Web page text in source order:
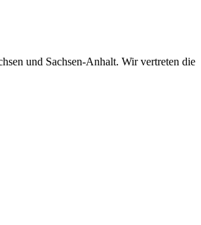
und Sachsen-Anhalt. Wir vertreten die